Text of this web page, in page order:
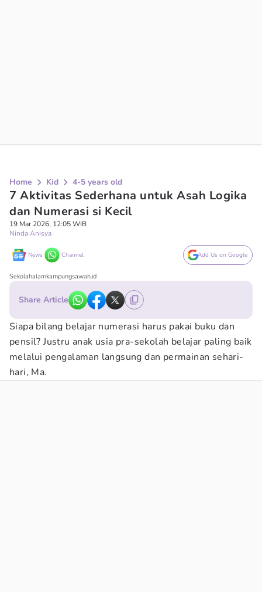
Home Kid 4-5 years old
7 Aktivitas Sederhana untuk Asah Logika
dan Numerasi si Kecil
19 Mar 2026, 12:05 WIB
Ninda Anisya
News Channel Add Us on Google
Sekolahalamkampungsawah.id
Share Article
Siapa bilang belajar numerasi harus pakai buku dan
pensil? Justru anak usia pra-sekolah belajar paling baik
melalui pengalaman langsung dan permainan sehari-
hari, Ma.